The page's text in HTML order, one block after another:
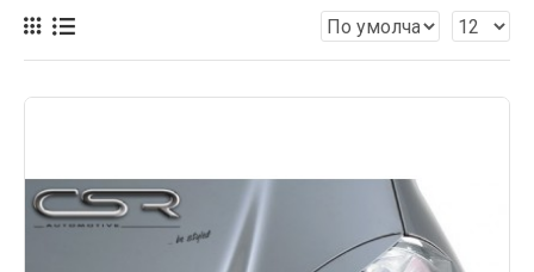
В данном магазине каждый сможет подобрать
широкий ассортимент аэродинамических
обвесов и других аксессуаров для тюнинга
Mercedes W169 A-klasse;